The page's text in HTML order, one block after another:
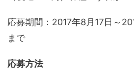
応募期間：2017年8月17日～
まで
応募方法